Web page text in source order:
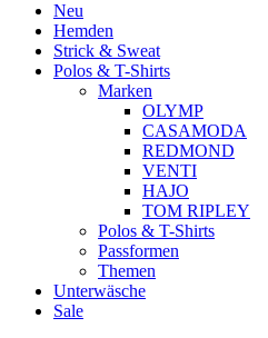
Neu
Hemden
Strick & Sweat
Polos & T-Shirts
Marken
OLYMP
CASAMODA
REDMOND
VENTI
HAJO
TOM RIPLEY
Polos & T-Shirts
Passformen
Themen
Unterwäsche
Sale